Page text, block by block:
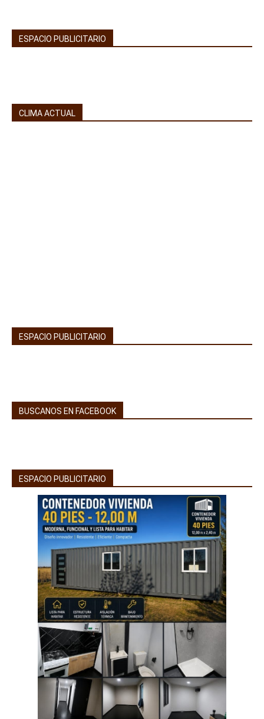
ESPACIO PUBLICITARIO
CLIMA ACTUAL
ESPACIO PUBLICITARIO
BUSCANOS EN FACEBOOK
ESPACIO PUBLICITARIO